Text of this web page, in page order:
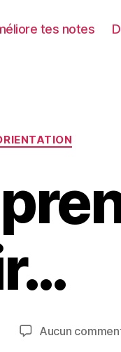
tes notes
Aucun